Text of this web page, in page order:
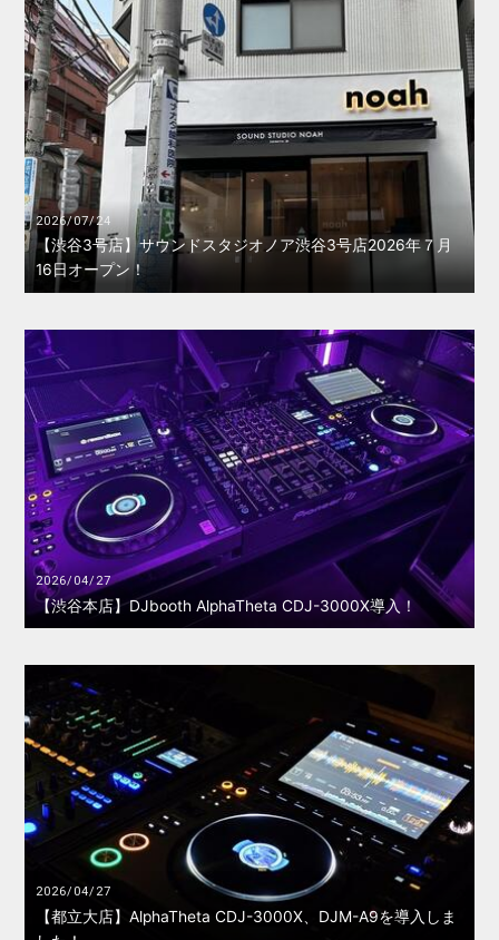
2026/07/24
【渋谷3号店】サウンドスタジオノア渋谷3号店2026年７月
16日オープン！
2026/04/27
【渋谷本店】DJbooth AlphaTheta CDJ-3000X導入！
2026/04/27
【都立大店】AlphaTheta CDJ-3000X、DJM-A9を導入しま